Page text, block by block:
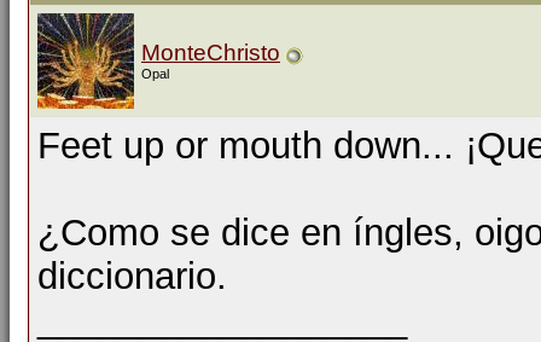
MonteChristo
Opal
Feet up or mouth down...
¿Como se dice en íngles,
diccionario.